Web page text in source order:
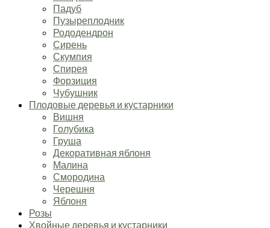
Падуб
Пузыреплодник
Рододендрон
Сирень
Скумпия
Спирея
Форзиция
Чубушник
Плодовые деревья и кустарники
Вишня
Голубика
Груша
Декоративная яблоня
Малина
Смородина
Черешня
Яблоня
Розы
Хвойные деревья и кустарники